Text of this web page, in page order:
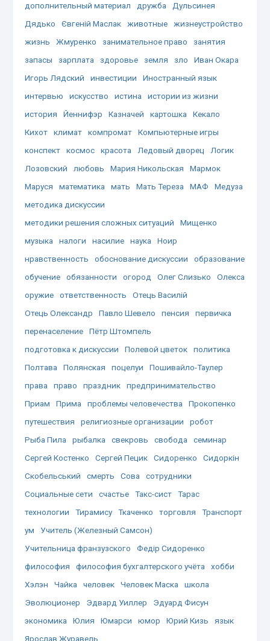
дополнительный материал
дружба
Дульсинея
Дядько
Євгеній Маслак животные
жизнеустройство
жизнь
Жмуренко занимательное право
занятия
запасы
зарплата здоровье земля зло
Иван Окара
Игорь Лядский
инвестиции
Иностранный язык
интервью
искусство истина
истории из жизни
история
Йеннифэр Казначей картошка
Кекало
Кихот
климат компромат
Компьютерные игры
конспект
космос красота Ледовый дворец
Логик
Лозовский
любовь Мария Никольская
Мармок
Маруся
математика мать Мать Тереза МАФ
Медуза
методика дискуссии
методики решения сложных ситуаций
Мищенко
музыка
налоги насилие наука
Ноир
нравственность
обоснование дискуссии
образование
обучение
обязанности огород Олег Слизько
Олекса
оружие
ответственность
Отець Василій
Отець Олександр
Павло Шевело пенсия
первичка
перенаселение
Пётр Штомпель
подготовка к дискуссии
Полевой цветок
политика
Полтава
Полянская поцелуи
Пошивайло-Таулер
права
право праздник
предпринимательство
Приам
Прима проблемы человечества
Прокопенко
путешествия
религиозные организации
робот
Рыба Пила
рыбалка свекровь свобода
семинар
Сергей Костенко
Сергей Пецик Сидоренко
Сидоркін
Скобельський
смерть Сова
сотрудники
Социальные сети
счастье Такс-сист
Тарас
технологии
Тирамису Ткаченко торговля
Транспорт
ум
Учитель (Железный Самсон)
Учительница франзузского
Федір Сидоренко
философия
философия бухгалтерского учёта
хобби
Хэлэн
Чайка человек Человек Маска
школа
Эволюционер
Эдвард Уиллер
Эдуард Фисун
экономика
Юлия Юмарси юмор Юрий Кизь
язык
Ярослав Журавель